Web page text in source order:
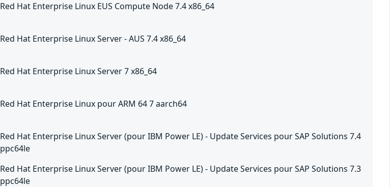
Red Hat Enterprise Linux EUS Compute Node 7.4 x86_64
Red Hat Enterprise Linux Server - AUS 7.4 x86_64
Red Hat Enterprise Linux Server 7 x86_64
Red Hat Enterprise Linux pour ARM 64 7 aarch64
Red Hat Enterprise Linux Server (pour IBM Power LE) - Update Services pour SAP Solutions 7.4
ppc64le
Red Hat Enterprise Linux Server (pour IBM Power LE) - Update Services pour SAP Solutions 7.3
ppc64le